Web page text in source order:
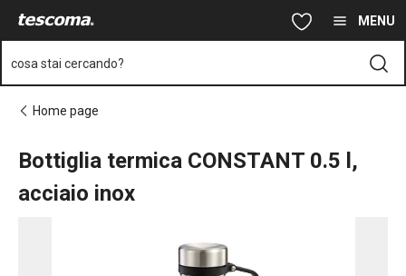
Vai al contenuto principale MENU
cosa stai cercando?
Home page
Bottiglia termica CONSTANT 0.5 l,
acciaio inox